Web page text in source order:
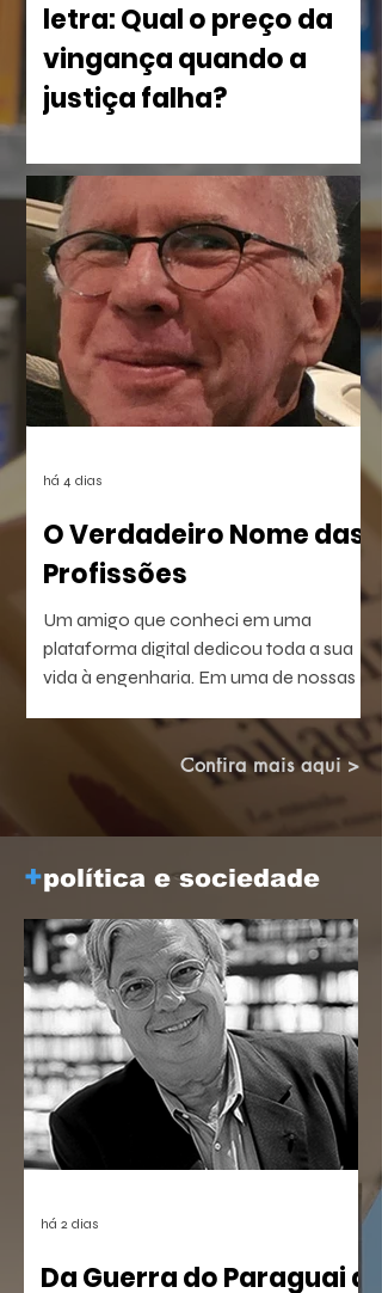
letra: Qual o preço da
vingança quando a
justiça falha?
imperdoável, Eliane Cristina, mostra
como a violência silencia uma família à
beira do Rio dos Sinos. O crime,
combinado à censura das vítimas e ao
apagamento das provas, deixou uma
lacuna preenchida pelo rancor. O
sentimento reverbera por anos até ser
posto à prova com a execução de um
plano vingativo, movido pela espera de
uma reparação nunca feita.
O Verdadeiro Nome das
Profissões
Um amigo que conheci em uma
plataforma digital dedicou toda a sua
vida à engenharia. Em uma de nossas
consegui esquecer: — Passei a vida
construindo pontes.
há 4 dias
Confira mais aqui >
+política e sociedade
Da Guerra do Paraguai a
há 2 dias